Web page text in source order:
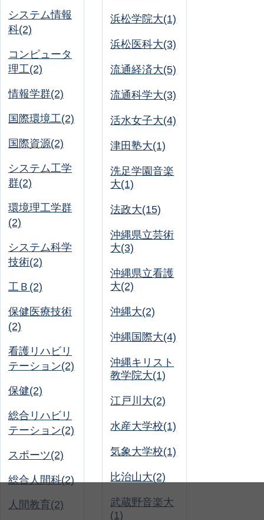
システム情報
科(2)
コンピュータ
理工(2)
情報学群(2)
国際環境工(2)
国際資源(2)
システム工学
群(2)
環境理工学群
(2)
システム科学
技術(2)
工Ｂ(2)
保健医療技術
(2)
看護リハビリ
テーション(2)
保健(2)
総合リハビリ
テーション(2)
スポーツ(2)
総合人間科(2)
人間教育(2)
浜松学院大(1)
浜松医科大(3)
流通経済大(5)
流通科学大(3)
活水女子大(4)
津田塾大(1)
洗足学園音楽
大(1)
法政大(15)
沖縄県立芸術
大(3)
沖縄県立看護
大(2)
沖縄大(2)
沖縄国際大(4)
沖縄キリスト
教学院大(1)
江戸川大(2)
水産大学校(1)
気象大学校(1)
比治山大(2)
武蔵野音楽大
(1)